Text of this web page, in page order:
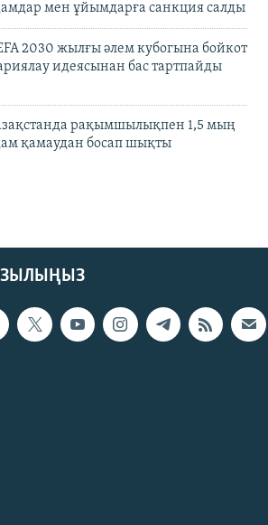
мен ұйымдарға санкция салды
2030 жылғы әлем кубогына бойкот
идеясынан бас тартпайды
рақымшылықпен 1,5 мың
қамаудан босап шықты